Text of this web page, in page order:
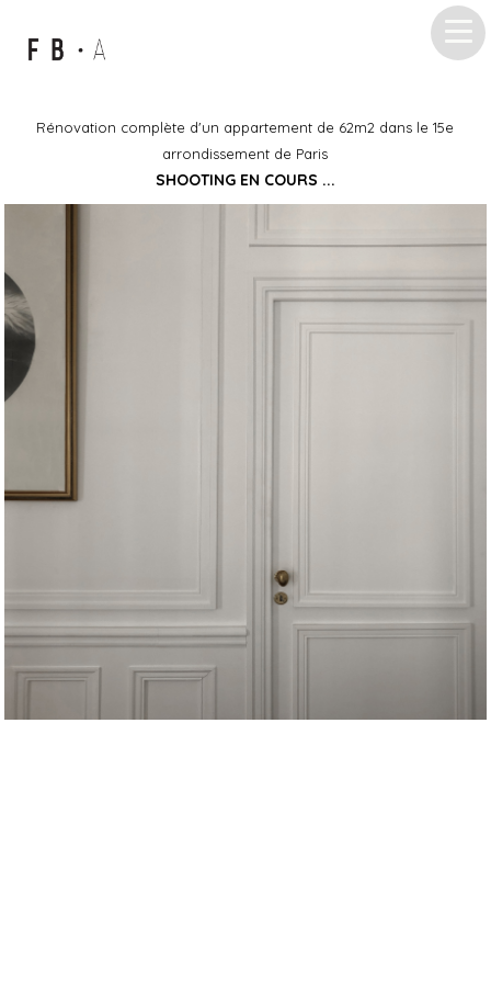
Rénovation complète d'un appartement de 62m2 dans le 15e
arrondissement de Paris
SHOOTING EN COURS ...